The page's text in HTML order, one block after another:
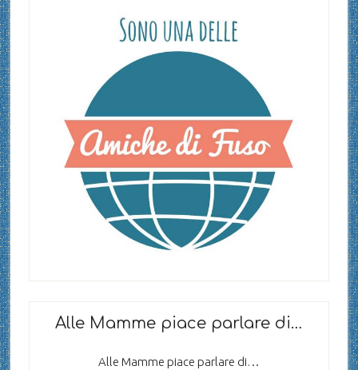
Alle Mamme piace parlare di…
Alle Mamme piace parlare di…